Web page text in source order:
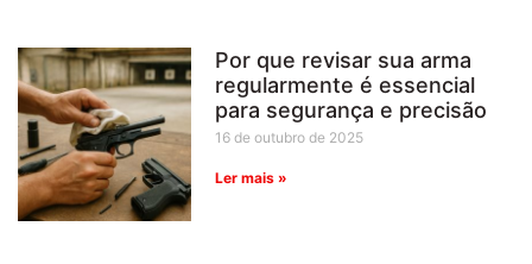
Por que revisar sua arma
regularmente é essencial
para segurança e precisão
16 de outubro de 2025
Ler mais »